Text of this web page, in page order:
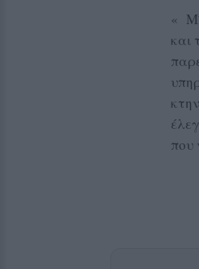
«
και
που